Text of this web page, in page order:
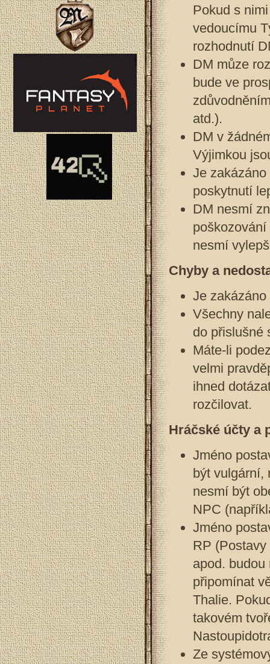
Pokud s
vedoucímu
rozhodnutí
DM můze
bude ve
atd.).
DM v
Výjimkou
Je
poskytnutí
DM nesmí
nesmí
Chyby a
Je
Všechny
do přislušné
Máte-li
velmi
ihned
rozčilovat.
Hráčské účty a
Jméno
být vulgární,
nesmí být
NPC
Jméno
RP
apod.
připomínat
Thalie.
takovém
Ze